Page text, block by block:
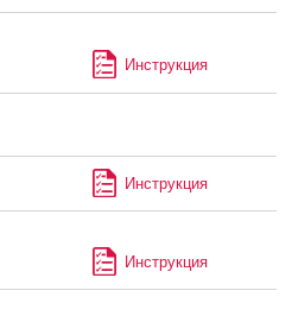
Инструкция
Инструкция
Инструкция